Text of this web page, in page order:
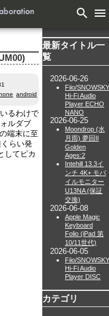
search menu
android
るわけで
ルダブ
端末に至
らい発
してピカ
最新タイトル一
覧
2026-06-26
Fiio/SNOWSKY
Hi-Fi Audio
Player ECHO
NANO
2026-06-25
Moondrop (水
月雨) 夢回II
Golden
Ages:2
Intehill 13.3イ
ンチ 4K+ モバ
イルモニター
U13NA (保証
交換)
2026-06-08
Apple Magic
Keyboard
Folio (iPad 第
10/11世代)
2026-06-05
Fiio/SNOWSKY
Hi-Fi Audio
Player DISC
カテゴリ